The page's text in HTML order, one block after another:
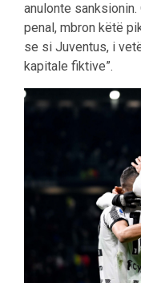
anulonte sanksionin.
penal, mbron këtë
se si Juventus, i
kapitale fiktive”.